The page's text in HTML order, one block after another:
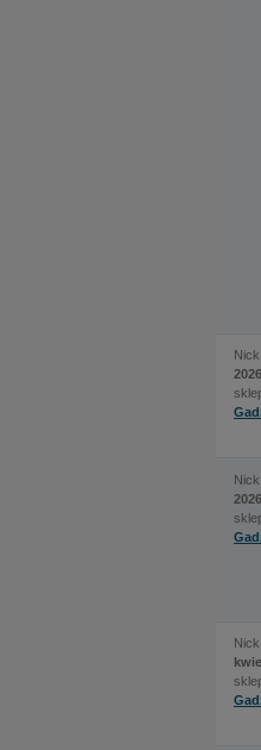
Nick:
Nick:
Nick: